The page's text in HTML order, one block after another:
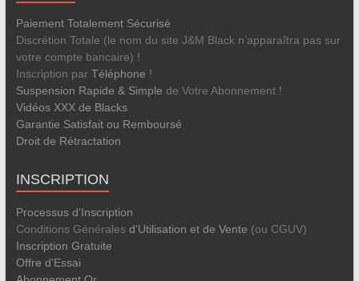
Paiement Totalement Sécurisé
Discrétion Totale (le nom du site J&M Black n’apparaîtra pas sur
votre compte bancaire) !
Inscription par Téléphone !
Suspension Rapide & Simple de Votre Abonnement !
Vidéos XXX de Blacks
Garantie Satisfait ou Remboursé
Droit de Rétractation
INSCRIPTION
Processus d'Inscription
Conditions Générales d'Utilisation et de Vente (ou CGUV)
Inscription Gratuite
Offre d'Essai